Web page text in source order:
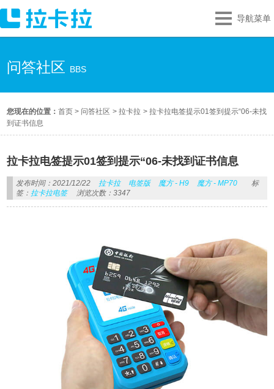
导航菜单
问答社区 BBS
您现在的位置：首页 > 问答社区 >拉卡拉 >拉卡拉电签提示01签到提示“06-未找
到证书信息
拉卡拉电签提示01签到提示“06-未找到证书信息
发布时间：2021/12/22 拉卡拉 电签版 魔方 - H9 魔方 - MP70
标
签： 拉卡拉电签 浏览次数：3347